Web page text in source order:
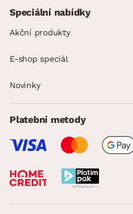
Speciální nabídky
Akční produkty
E-shop speciál
Novinky
Platební metody